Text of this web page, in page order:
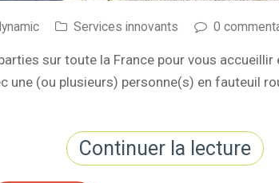
Services innovants 0
sur toute la France pour vous
une (ou plusieurs) personne(s) en fauteuil
Continuer la lecture